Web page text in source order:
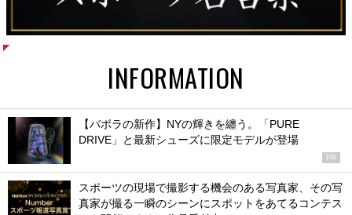
INFORMATION
【バボラの新作】NYの輝きを纏う。「PURE
DRIVE」と最新シューズに限定モデルが登場
PR
スポーツの現場で撮影する機会のある写真家、その写
真家が撮る一瞬のシーンにスポットをあてるコンテス